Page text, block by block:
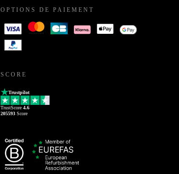
OPTIONS DE PAIEMENT
SCORE
Trustpilot
TrustScore 4.6
205593 Score